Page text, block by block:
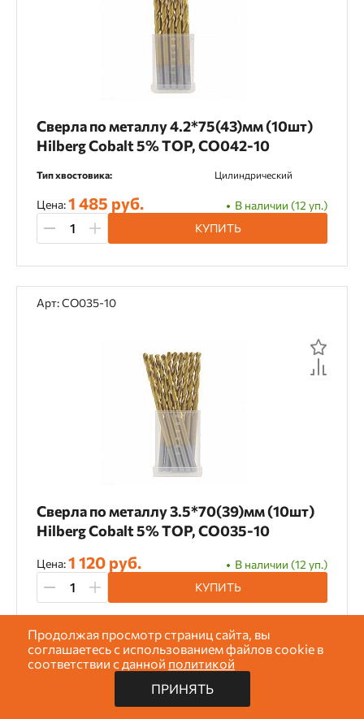
Показать1081товаров
Сверла по металлу 4.2*75(43)мм (10шт)
Hilberg Cobalt 5% TOP, CO042-10
Тип хвостовика: Цилиндрический
Цена:1 485 руб.
В наличии (12 уп.)
КУПИТЬ
Арт: CO035-10
Сверла по металлу 3.5*70(39)мм (10шт)
Hilberg Cobalt 5% TOP, CO035-10
Цена:1 120 руб.
В наличии (12 уп.)
КУПИТЬ
Арт: CO032-10
Продолжая просмотр страниц сайта, вы
соглашаетесь с использованием файлов cookie в
соответствии с данной политикой
ПРИНЯТЬ